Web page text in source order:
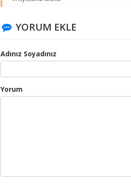
YORUM EKLE
Adınız Soyadınız
Yorum